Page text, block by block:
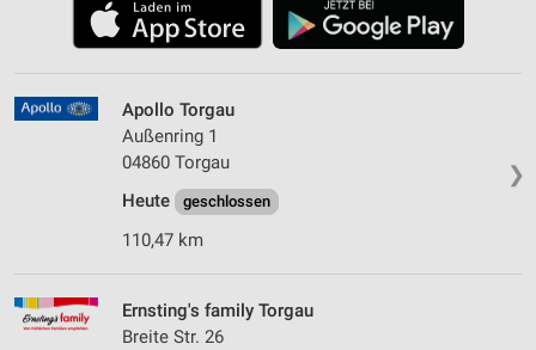
❯
Apollo Torgau
Außenring 1
04860 Torgau
Heute
geschlossen
110,47 km
Ernsting's family Torgau
Breite Str. 26